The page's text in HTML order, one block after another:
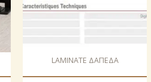
LAMINATE ΔΑΠΕΔΑ